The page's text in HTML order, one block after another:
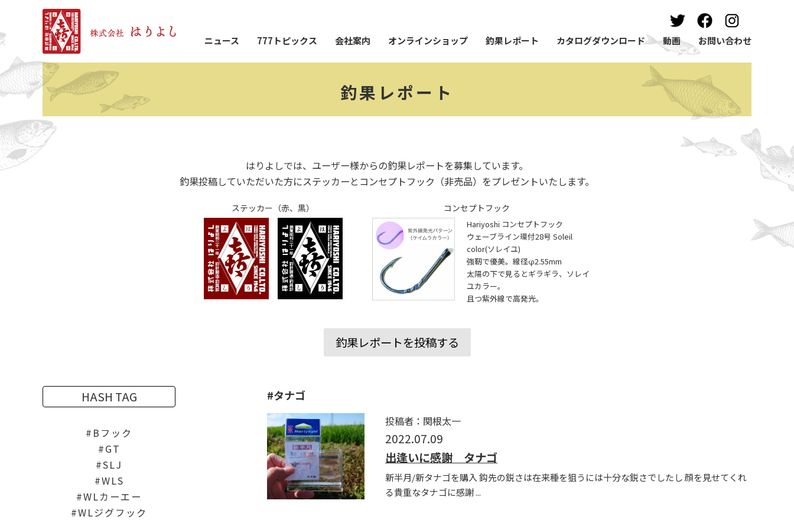
ニュース 777トピックス 会社案内 オンラインショップ 釣果レポート カタログダウンロード 動画 お問い合わせ
釣果レポート
はりよしでは、ユーザー様からの釣果レポートを募集しています。
釣果投稿していただいた方にステッカーとコンセプトフック（非売品）をプレゼントいたします。
ステッカー（赤、黒） コンセプトフック
Hariyoshi コンセプトフック
ウェーブライン環付28号 Soleil
color(ソレイユ)
強靭で優美。線径φ2.55mm
太陽の下で見るとギラギラ、ソレイ
ユカラー。
且つ紫外線で高発光。
釣果レポートを投稿する
#タナゴ
投稿者：関根太一
2022.07.09
出逢いに感謝 タナゴ
新半月/新タナゴを購入 鈎先の鋭さは在来種を狙うには十分な鋭さでしたし 顔を見せてくれ
る貴重なタナゴに感謝 ...
HASH TAG
Bフック
GT
SLJ
WLS
WLカーエー
WLジグフック